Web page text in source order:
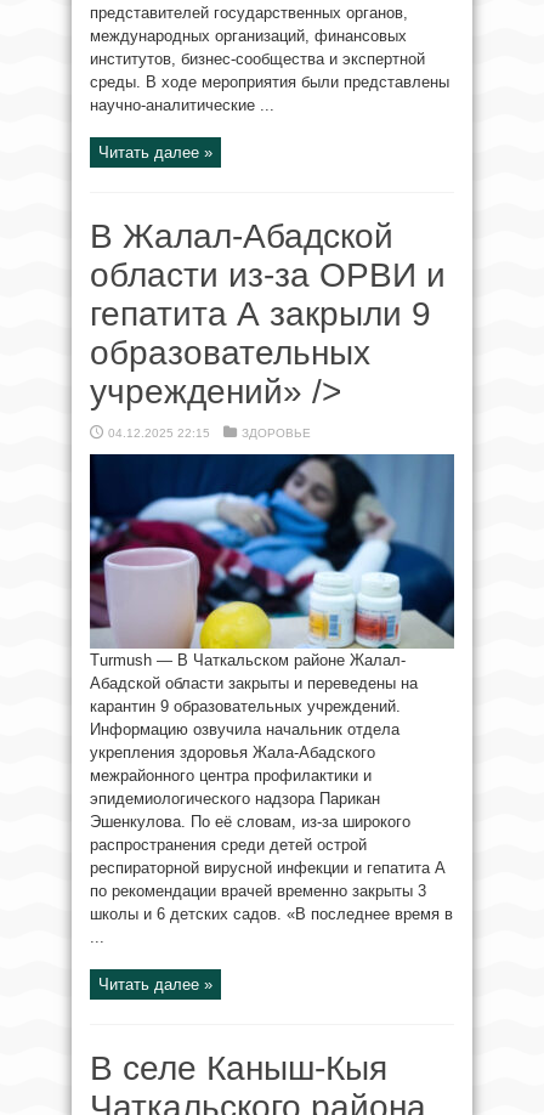
представителей государственных органов,
международных организаций, финансовых
институтов, бизнес-сообщества и экспертной
среды. В ходе мероприятия были представлены
научно-аналитические ...
Читать далее »
В Жалал-Абадской
области из-за ОРВИ и
гепатита А закрыли 9
образовательных
учреждений» />
04.12.2025 22:15 ЗДОРОВЬЕ
Turmush — В Чаткальском районе Жалал-
Абадской области закрыты и переведены на
карантин 9 образовательных учреждений.
Информацию озвучила начальник отдела
укрепления здоровья Жала-Абадского
межрайонного центра профилактики и
эпидемиологического надзора Парикан
Эшенкулова. По её словам, из-за широкого
распространения среди детей острой
респираторной вирусной инфекции и гепатита А
по рекомендации врачей временно закрыты 3
школы и 6 детских садов. «В последнее время в
...
Читать далее »
В селе Каныш-Кыя
Чаткальского района